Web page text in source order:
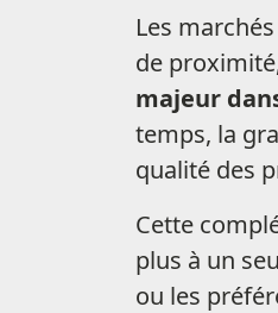
Les
de
majeur
temps, la
qualité des
Cette
plus à un
ou les